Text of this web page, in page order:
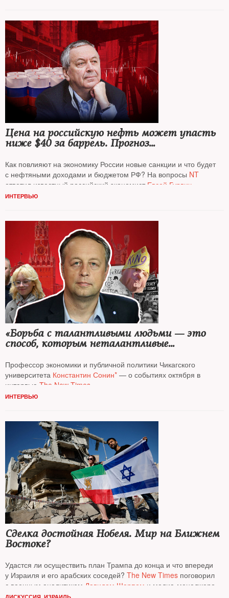
Цена на российскую нефть может упасть
ниже $40 за баррель. Прогноз
(EIA)
Как повлияют на экономику России новые санкции и что будет
с нефтяными доходами и бюджетом РФ? На вопросы NT
ответил известный российский экономист Евсей Гурвич
ИНТЕРВЬЮ
«Борьба с талантливыми людьми — это
способ, которым неталантливые
Профессор экономики и публичной политики Чикагского
университета Константин Сонин* — о событиях октября в
интервью The New Times
ИНТЕРВЬЮ
Сделка достойная Нобеля. Мир на Ближнем
Востоке?
Удастся ли осуществить план Трампа до конца и что впереди
у Израиля и его арабских соседей? The New Times поговорил
с военным аналитиком Давидом Шарпом и медиа-­менеджером,
политическим обозревателем